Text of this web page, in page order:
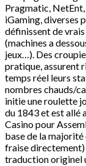
Pragmatic,
iGaming, diverses
définissent de
(machines a
jeux…). Des
pratique, assurent
temps réel leurs
nombres chauds/
initie une roulette
du 1843 et est allé
Casino pour
base de la
fraise directement)
traduction originel